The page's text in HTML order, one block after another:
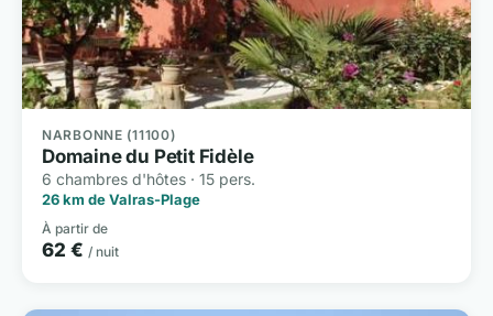
NARBONNE (11100)
Domaine du Petit Fidèle
6 chambres d'hôtes · 15 pers.
26 km de Valras-Plage
À partir de
62 € / nuit